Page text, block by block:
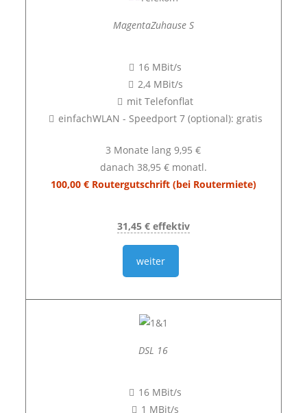
MagentaZuhause S
16 MBit/s
2,4 MBit/s
mit Telefonflat
einfachWLAN - Speedport 7 (optional): gratis
3 Monate lang 9,95 €
danach 38,95 € monatl.
100,00 € Routergutschrift (bei Routermiete)
31,45 € effektiv
weiter
DSL 16
16 MBit/s
1 MBit/s